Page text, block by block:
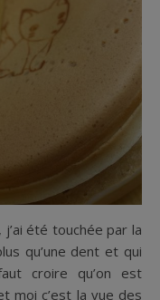
été touchée par la
qu’une dent et qui
croire qu’on est
moi c’est la vue des